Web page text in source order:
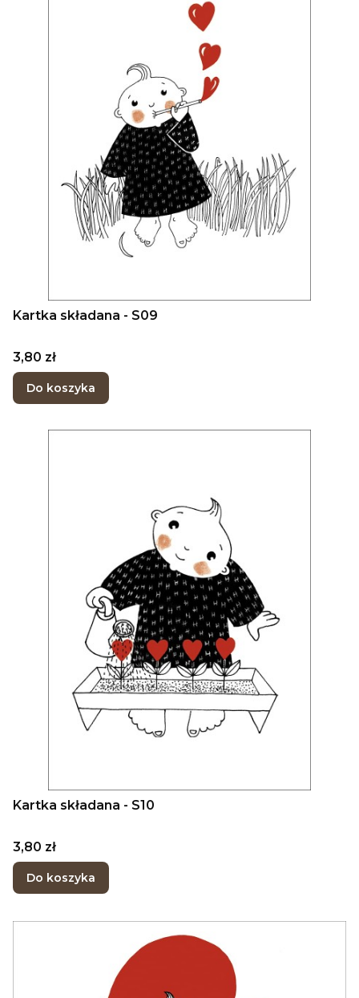
Kartka składana - S09
Cena
3,80 zł
Do koszyka
Kartka składana - S10
Cena
3,80 zł
Do koszyka